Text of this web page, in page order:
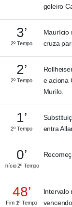
goleiro
3’
2º Tempo
Maurício
cruza
2’
2º Tempo
e aciona
Murilo.
1’
2º Tempo
entra
0’
Início 2º Tempo
48’
Fim 1º Tempo
Intervalo